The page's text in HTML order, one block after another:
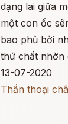
dạng lai giữa
một con ốc
bao phủ bởi
thứ chất nhờn
13-07-2020
Thần thoại